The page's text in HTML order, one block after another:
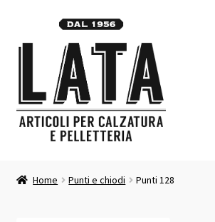
alla
navigazione
al
contenuto
Home Punti e chiodi Punti 128